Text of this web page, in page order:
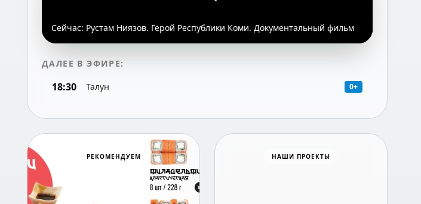
Сейчас: Рустам Ниязов. Герой Республики Коми. Документальный фильм
ДАЛЕЕ В ЭФИРЕ:
18:30 Талун 0+
РЕКОМЕНДУЕМ НАШИ ПРОЕКТЫ